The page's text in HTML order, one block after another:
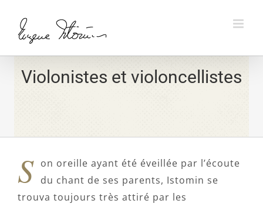
content
Violonistes et violoncellistes
S on oreille ayant été éveillée par l’écoute
du chant de ses parents, Istomin se
trouva toujours très attiré par les